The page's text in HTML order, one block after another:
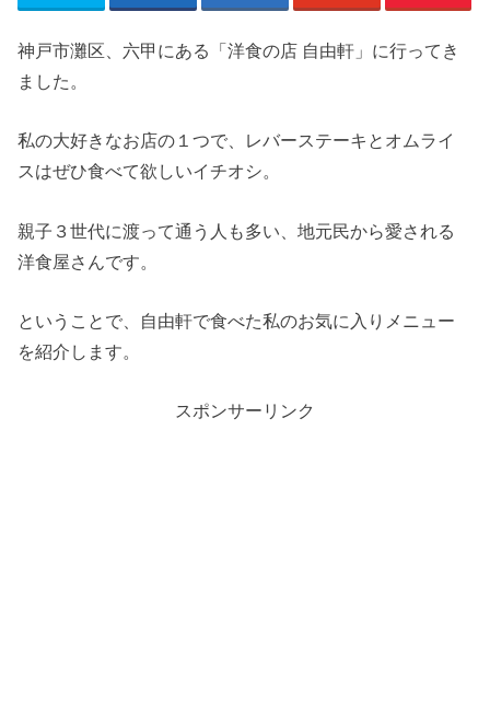
神戸市灘区、六甲にある「洋食の店 自由軒」に行ってき
ました。
私の大好きなお店の１つで、レバーステーキとオムライ
スはぜひ食べて欲しいイチオシ。
親子３世代に渡って通う人も多い、地元民から愛される
洋食屋さんです。
ということで、自由軒で食べた私のお気に入りメニュー
を紹介します。
スポンサーリンク